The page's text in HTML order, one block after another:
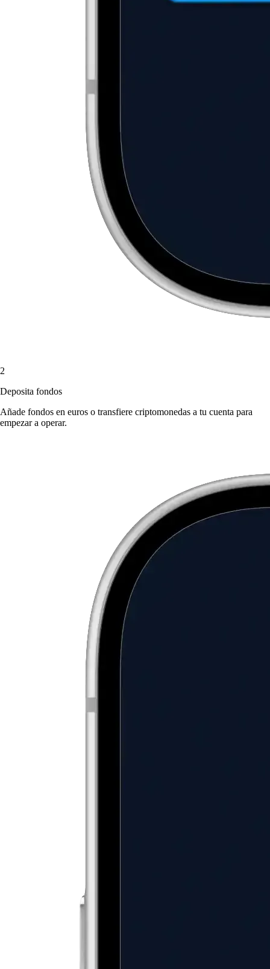
2
Deposita fondos
Añade fondos en euros o transfiere criptomonedas a tu cuenta para
empezar a operar.